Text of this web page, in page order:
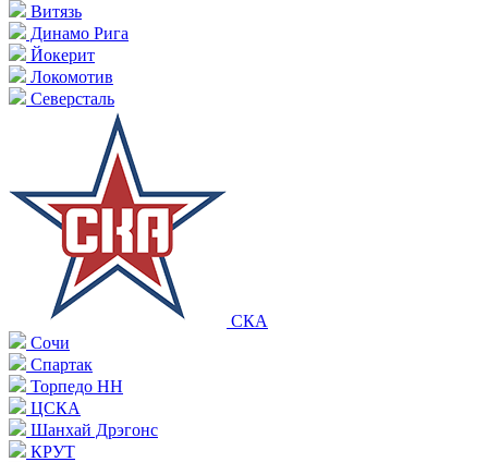
Витязь
Динамо Рига
Йокерит
Локомотив
Северсталь
СКА
Сочи
Спартак
Торпедо НН
ЦСКА
Шанхай Дрэгонс
КРУТ